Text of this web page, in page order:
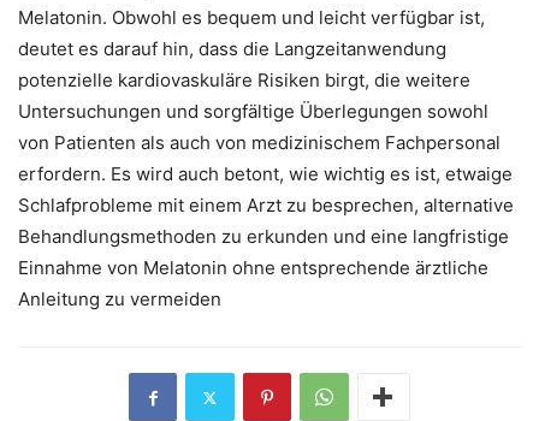
Melatonin. Obwohl es bequem und leicht verfügbar ist,
deutet es darauf hin, dass die Langzeitanwendung
potenzielle kardiovaskuläre Risiken birgt, die weitere
Untersuchungen und sorgfältige Überlegungen sowohl
von Patienten als auch von medizinischem Fachpersonal
erfordern. Es wird auch betont, wie wichtig es ist, etwaige
Schlafprobleme mit einem Arzt zu besprechen, alternative
Behandlungsmethoden zu erkunden und eine langfristige
Einnahme von Melatonin ohne entsprechende ärztliche
Anleitung zu vermeiden